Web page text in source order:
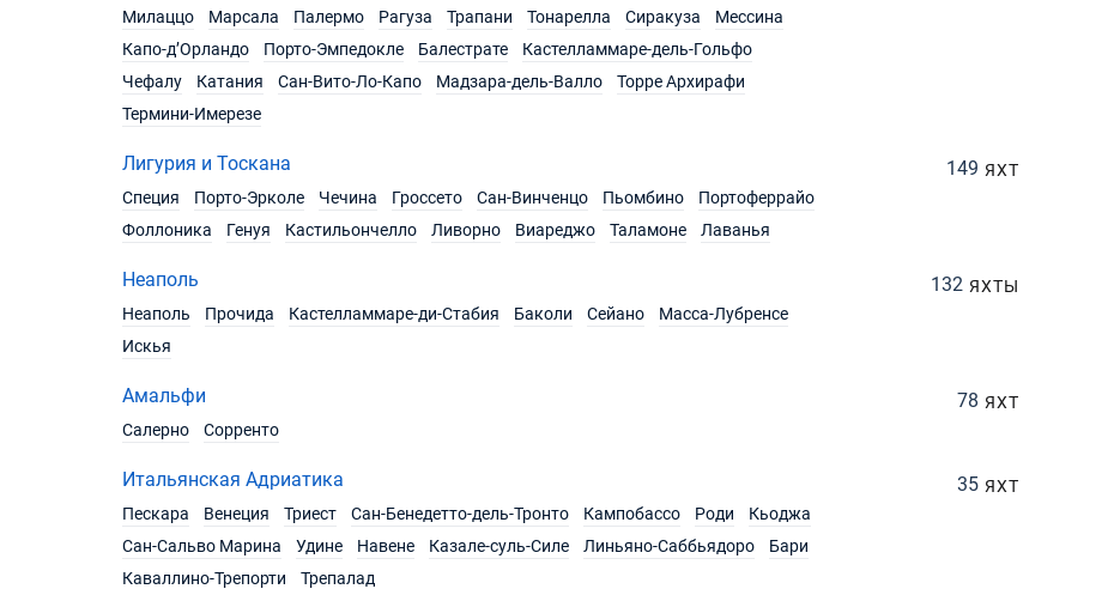
Милаццо
Марсала Палермо Рагуза Трапани Тонарелла Сиракуза
Мессина
Капо-д’Орландо
Порто-Эмпедокле Балестрате
Кастелламмаре-дель-Гольфо
Чефалу
Катания Сан-Вито-Ло-Капо Мадзара-дель-Валло
Торре Архирафи
Термини-Имерезе
Лигурия и Тоскана 149 ЯХТ
Специя
Порто-Эрколе Чечина Гроссето Сан-Винченцо Пьомбино
Портоферрайо
Фоллоника
Генуя Кастильончелло Ливорно Виареджо Таламоне Лаванья
Неаполь 132 ЯХТЫ
Неаполь
Прочида Кастелламмаре-ди-Стабия Баколи Сейано
Масса-Лубренсе
Искья
Амальфи 78 ЯХТ
Салерно
Сорренто
Итальянская Адриатика 35 ЯХТ
Пескара
Венеция Триест Сан-Бенедетто-дель-Тронто Кампобассо Роди
Кьоджа
Сан-Сальво Марина
Удине Навене Казале-суль-Силе Линьяно-Саббьядоро
Бари
Каваллино-Трепорти
Трепалад